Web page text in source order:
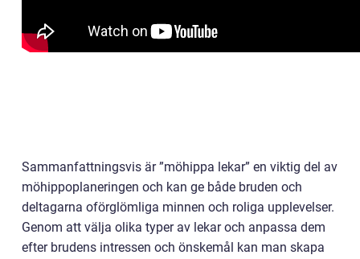
Sammanfattningsvis är ”möhippa lekar” en viktig del av
möhippoplaneringen och kan ge både bruden och
deltagarna oförglömliga minnen och roliga upplevelser.
Genom att välja olika typer av lekar och anpassa dem
efter brudens intressen och önskemål kan man skapa